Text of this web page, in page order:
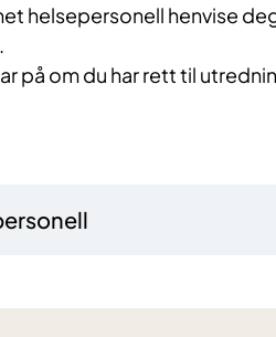
helsepersonell henvise
på om du har rett til